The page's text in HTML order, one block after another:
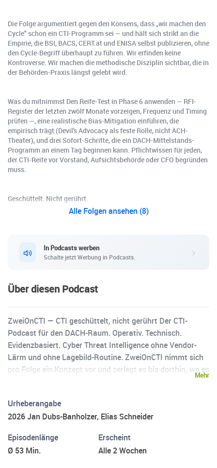
Die Folge argumentiert gegen den Konsens, dass „wir machen den
Cycle" schon ein CTI-Programm sei — und hält sich strikt an die
Empirie, die BSI, BACS, CERT.at und ENISA selbst publizieren, ohne
den Cycle-Begriff überhaupt zu führen. Wir erfinden keine
Kontroverse. Wir machen die methodische Disziplin sichtbar, die in
der Behörden-Praxis längst gelebt wird.
Was du mitnimmst Den Reife-Test in Phase 6 anwenden — RFI-
Register der letzten zwölf Monate vorzeigen, Frequenz und Timing
prüfen —, eine realistische Bias-Mitigation einführen, die
empirisch trägt (Devil's Advocacy als feste Rolle, nicht ACH-
Theater), und drei Sofort-Schritte, die ein DACH-Mittelstands-
Programm an einem Tag beginnen kann. Pflichtwissen für jeden,
der CTI-Reife vor Vorstand, Aufsichtsbehörde oder CFO begründen
muss.
Geschüttelt. Nicht gerührt.
Alle Folgen ansehen (8)
In Podcasts werben
Schalte jetzt Werbung in Podcasts.
Über diesen Podcast
ZweiOnCTI — CTI geschüttelt, nicht gerührt Der CTI-
Podcast für den DACH-Raum. Operativ. Technisch.
Evidenzbasiert. Cyber Threat Intelligence ohne Vendor-
Lärm und ohne Lagebild-Routine. ZweiOnCTI nimmt sich
pro Folge ein Konzept vor und zerlegt es bis dorthin, wo es
Methodenfussnote, keine Frameworks-Bingo-Karten.
Stattdessen: Pyramid of Pain, Intelligence Cycle, IOC-
Engineering, Adversary Emulation — diskutiert mit Praxis
und mit der Bereitschaft, Industriekonsens dort zu
Mehr
Urheberangabe
2026 Jan Dubs-Banholzer, Elias Schneider
Episodenlänge
Ø 53 Min.
Erscheint
Alle 2 Wochen